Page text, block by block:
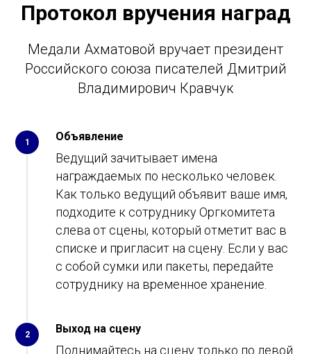
Протокол вручения наград
Медали Ахматовой вручает президент
Российского союза писателей Дмитрий
Владимирович Кравчук
1 Объявление
Ведущий зачитывает имена
награждаемых по несколько человек.
Как только ведущий объявит ваше имя,
подходите к сотруднику Оргкомитета
слева от сцены, который отметит вас в
списке и пригласит на сцену. Если у вас
с собой сумки или пакеты, передайте
сотруднику на временное хранение.
2 Выход на сцену
Поднимайтесь на сцену только по левой